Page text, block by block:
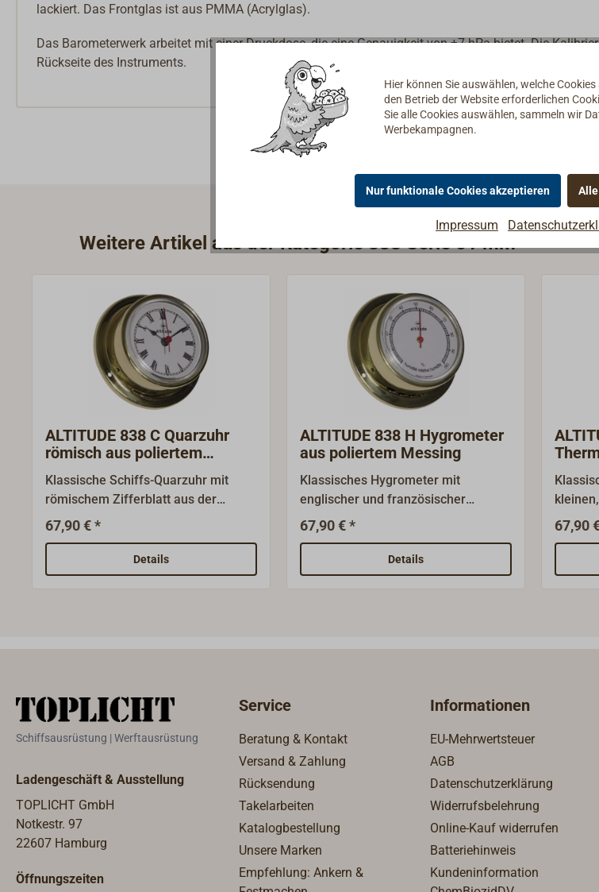
lackiert. Das Frontglas ist aus PMMA (Acrylglas).
Das Barometerwerk arbeitet mit einer Druckdose, die eine Genauigkeit von ±7 hPa bietet. Die
Rückseite des Instruments.
Weitere Artikel aus der Kategorie 838 Serie 51 mm
ALTITUDE 838 C Quarzuhr
römisch aus poliertem
Messing
Klassische Schiffs-Quarzuhr mit
römischem Zifferblatt aus der
kleinen, zarten Instrumentenserie
ALTITUDE 838. Diese zeichnet sich
durch ihre kompakten Abmessungen
und die zierliche Optik aus.Das
Zeiger ausgestattet, ihre Genauigkeit
Zeitverstellung und der
Rückseite des Instruments.Die
erforderliche Batterie (1,5V LR1)
gehört nicht zum Lieferumfang.
67,90 € *
Details
ALTITUDE 838 H Hygrometer
aus poliertem Messing
Klassisches Hygrometer mit
englischer und französischer
Beschriftung aus der kleinen, zarten
Instrumentenserie ALTITUDE
838. Diese zeichnet sich durch ihre
kompakten Abmessungen und die
Hygrometer misst die relative
Genauigkeit liegt bei ±10%.
67,90 € *
Details
durch
und
Die
67,90
Schiffsausrüstung | Werftausrüstung
Ladengeschäft & Ausstellung
TOPLICHT GmbH
Notkestr. 97
22607 Hamburg
Öffnungszeiten
Service
Beratung & Kontakt
Versand & Zahlung
Rücksendung
Takelarbeiten
Katalogbestellung
Unsere Marken
Empfehlung: Ankern &
Informationen
EU-Mehrwertsteuer
AGB
Datenschutzerklärung
Widerrufsbelehrung
Online-Kauf widerrufen
Batteriehinweis
Kundeninformation
Hier können Sie auswählen, welche
den Betrieb der Website erforderlichen
Sie alle Cookies auswählen, sammeln wir
Werbekampagnen.
Nur funktionale Cookies akzeptieren
Impressum